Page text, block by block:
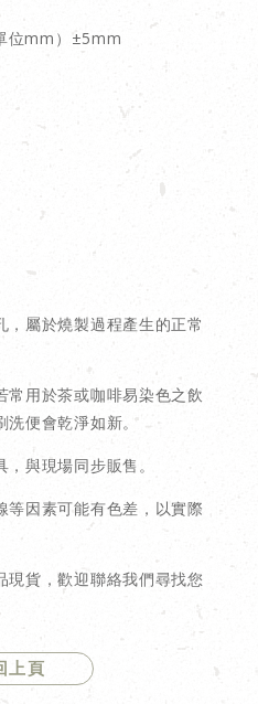
位mm）±5mm
屬於燒製過程產生的正常
常用於茶或咖啡易染色之飲
便會乾淨如新。
與現場同步販售。
等因素可能有色差，以實際
現貨，歡迎聯絡我們尋找您
上頁